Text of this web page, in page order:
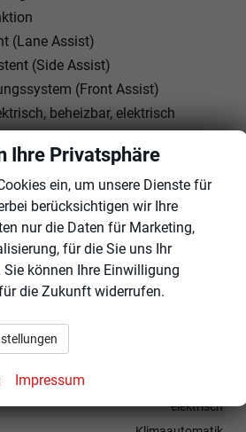
(Lane Assist)
(Side Assist)
(Front Assist)
beheizbar, elektrisch
Reifen 195/65R16
elektrisch
Ihre Privatsphäre
ein, um unsere Dienste für
berücksichtigen wir Ihre
nur die Daten für Marketing,
für die Sie uns Ihr
können Ihre Einwilligung
die Zukunft widerrufen.
Impressum